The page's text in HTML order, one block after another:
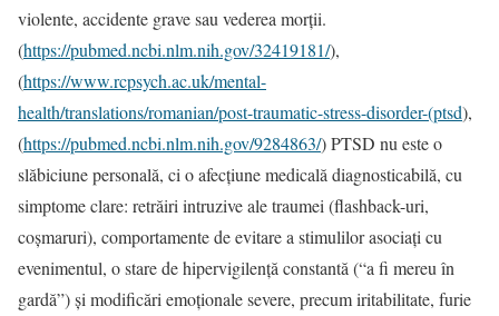
violente, accidente grave sau vederea morții.
(https://pubmed.ncbi.nlm.nih.gov/32419181/),
(https://www.rcpsych.ac.uk/mental-
health/translations/romanian/post-traumatic-stress-disorder-(ptsd),
(https://pubmed.ncbi.nlm.nih.gov/9284863/) PTSD nu este o
slăbiciune personală, ci o afecțiune medicală diagnosticabilă, cu
simptome clare: retrăiri intruzive ale traumei (flashback-uri,
coșmaruri), comportamente de evitare a stimulilor asociați cu
evenimentul, o stare de hipervigilență constantă (“a fi mereu în
gardă”) și modificări emoționale severe, precum iritabilitate, furie